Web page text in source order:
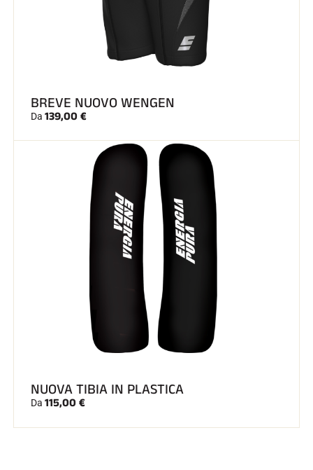
BREVE NUOVO WENGEN
Da 139,00 €
NUOVA TIBIA IN PLASTICA
Da 115,00 €